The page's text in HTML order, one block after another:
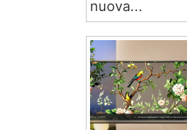
nuova...